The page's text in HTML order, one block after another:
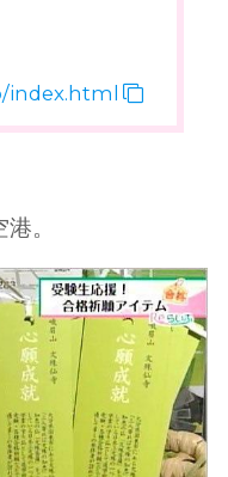
index.html
。